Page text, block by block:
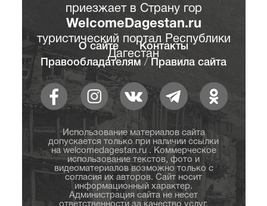
приезжает в Страну гор
WelcomeDagestan.ru
туристический портал Республики
Дагестан
О сайте
Контакты
Правообладателям / Правила сайта
Использование материалов сайта
допускается только при наличии ссылки
на welcomedagestan.ru . Коммерческое
использование текстов, фото и
видеоматериалов возможно только с
согласия их авторов. Сайт носит
информационный характер.
Администрация сайта не несет
ответственности за качество услуг,